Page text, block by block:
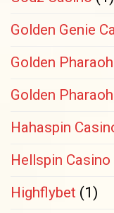
Golden Genie
Golden Pharaoh
Golden
Hahaspin
Hellspin Casino
Highflybet (1)